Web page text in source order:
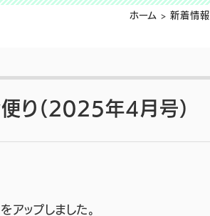
ホーム > 新着情報
り（2025年4月号）
ップしました。